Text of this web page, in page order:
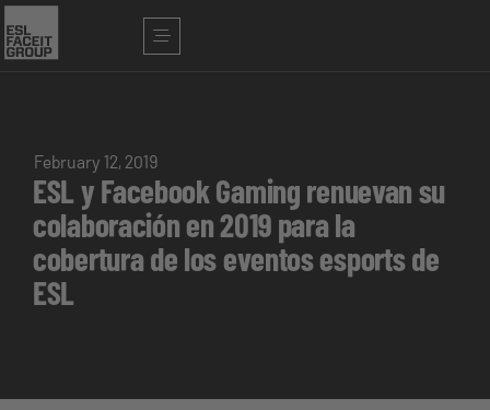
February 12, 2019
ESL y Facebook Gaming renuevan su
colaboración en 2019 para la
cobertura de los eventos esports de
ESL